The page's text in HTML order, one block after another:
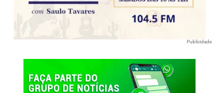
Publicidade